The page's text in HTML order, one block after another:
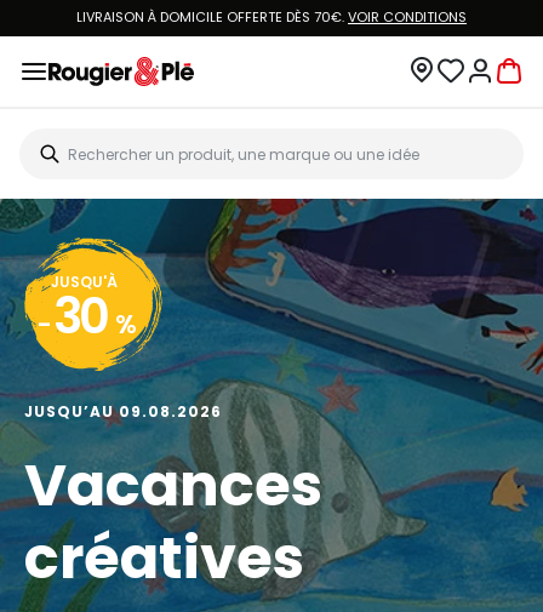
LIVRAISON À DOMICILE OFFERTE DÈS 70€.VOIR CONDITIONS
JUSQU'À
- 30 %
JUSQU’AU 09.08.2026
Vacances
créatives